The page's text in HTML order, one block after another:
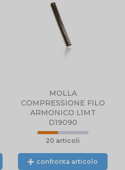
MOLLA
COMPRESSIONE FILO
ARMONICO L1MT
D19090
20 articoli
confronta articolo